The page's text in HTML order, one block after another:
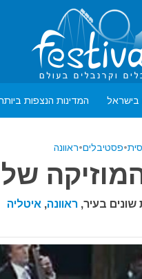
בישראל המדינות הנצפות
•פסטיבלים•ראוונה
של
בעיר, ראוונה, איטליה